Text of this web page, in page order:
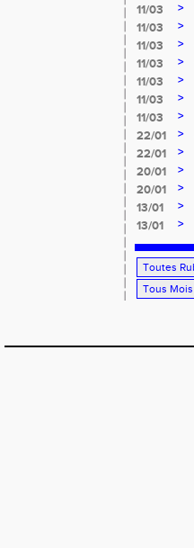
11/03
>
11/03 >
11/03
>
11/03 >
11/03
>
11/03
>
11/03
>
22/01
>
22/01
>
20/01 >
20/01
>
13/01
>
13/01 >